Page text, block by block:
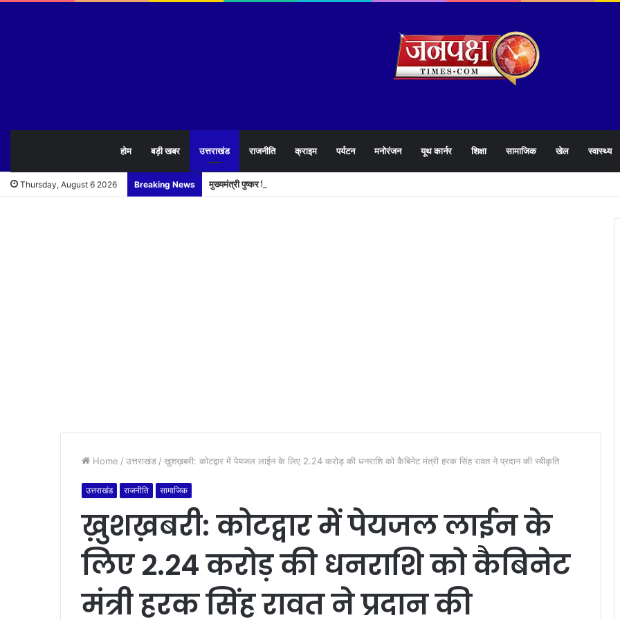
होम बड़ी खबर उत्तराखंड राजनीति क्राइम पर्यटन मनोरंजन यूथ कार्नर शिक्षा सामाजिक खेल स्वास्थ्य
Thursday, August 6 2026 Breaking News मुख्यमंत्री पुष्कर सिंह धामी ने 1905 हेल्पलाइन की समीक्षा के दौरान लापरवाह अधिकारियों को लगाई फटकार
Home / उत्तराखंड / ख़ुशख़बरी: कोटद्वार में पेयजल लाईन के लिए 2.24 करोड़ की धनराशि को कैबिनेट मंत्री हरक सिंह रावत ने प्रदान की स्वीकृति
उत्तराखंड राजनीति सामाजिक
ख़ुशख़बरी: कोटद्वार में पेयजल लाईन के
लिए 2.24 करोड़ की धनराशि को कैबिनेट
मंत्री हरक सिंह रावत ने प्रदान की